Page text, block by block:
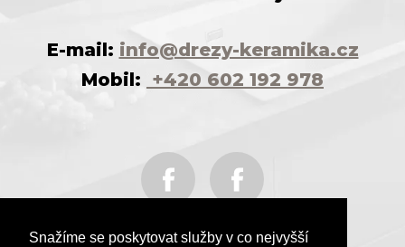
Snažíme se poskytovat služby v co nejvyšší
E-mail: info@drezy-keramika.cz
Mobil: +420 602 192 978